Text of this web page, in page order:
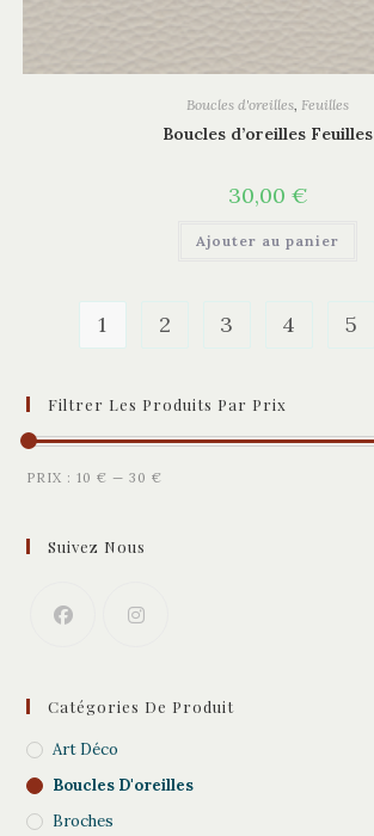
Boucles d'oreilles, Feuilles
Boucles d’oreilles Feuilles
30,00 €
Ajouter au panier
1 2 3 4 5
Filtrer Les Produits Par Prix
Prix
Prix
PRIX :10 € —30 €
Suivez Nous
Catégories De Produit
Art Déco
Boucles D'oreilles
Broches